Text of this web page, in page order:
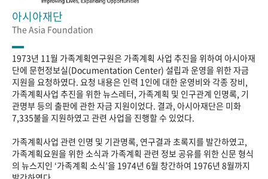
아시아재단
The Asia Foundation
1973년 11월 가족계획연구원은 가족계획 사업 추진을 위하여 아시아재
단에 문헌정보실(Documentation Center) 설립과 운영을 위한 자금
지원을 요청하였다. 요청 내용은 인력 1인에 대한 운영비와 각종 장비,
가족계획사업 추진을 위한 뉴스레터, 가족계획 및 인구관계 인명록, 기
관명부 등의 출판에 관한 자금 지원이었다. 결과, 아시아재단은 미화
7,335불을 지원하였고 관련 사업을 진행할 수 있었다.
가족계획사업 관련 인명 및 기관명록, 연구결과 초록지를 발간하였고,
가족계획요원을 위한 소식과 가족계획 관련 정보 공유를 위한 신문 형식
의 뉴스지인 ‘가족계획 소식’을 1974년 6월 창간하여 1976년 8월까지